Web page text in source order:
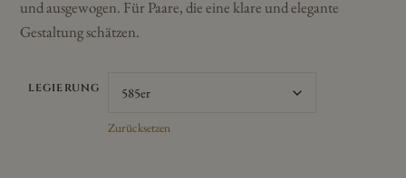
und ausgewogen. Für Paare, die eine klare und elegante
Gestaltung schätzen.
LEGIERUNG
Zurücksetzen